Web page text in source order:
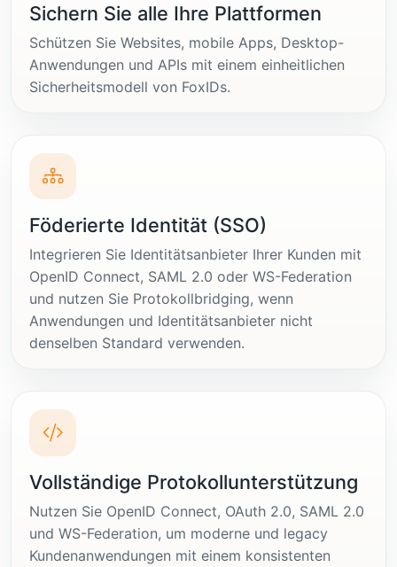
Sichern Sie alle Ihre Plattformen
Schützen Sie Websites, mobile Apps, Desktop-
Anwendungen und APIs mit einem einheitlichen
Sicherheitsmodell von FoxIDs.
Föderierte Identität (SSO)
Integrieren Sie Identitätsanbieter Ihrer Kunden mit
OpenID Connect, SAML 2.0 oder WS-Federation
und nutzen Sie Protokollbridging, wenn
Anwendungen und Identitätsanbieter nicht
denselben Standard verwenden.
Vollständige Protokollunterstützung
Nutzen Sie OpenID Connect, OAuth 2.0, SAML 2.0
und WS-Federation, um moderne und legacy
Kundenanwendungen mit einem konsistenten